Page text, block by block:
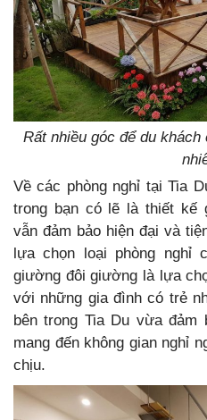
Rất nhiều góc để du
Về các phòng nghỉ tại Tia
trong bạn có lẽ là thiết kế
vẫn đảm bảo hiện đại và
lựa chọn loại phòng nghỉ
giường đôi giường là lựa
với những gia đình có trẻ
bên trong Tia Du vừa đảm
mang đến không gian nghỉ
chịu.